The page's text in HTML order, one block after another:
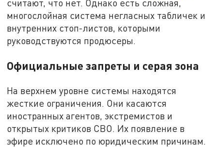
считают, что нет. Однако есть сложная,
многослойная система негласных табличек и
внутренних стоп-листов, которыми
руководствуются продюсеры.
Официальные запреты и серая зона
На верхнем уровне системы находятся
жесткие ограничения. Они касаются
иностранных агентов, экстремистов и
открытых критиков СВО. Их появление в
эфире исключено по юридическим причинам.